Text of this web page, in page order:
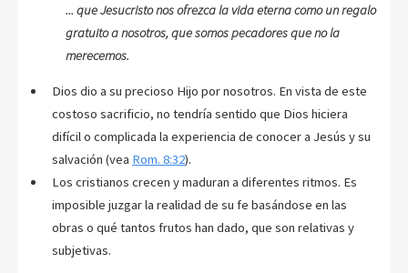
... que Jesucristo nos ofrezca la vida eterna como un regalo
gratuito a nosotros, que somos pecadores que no la
merecemos.
Dios dio a su precioso Hijo por nosotros. En vista de este
costoso sacrificio, no tendría sentido que Dios hiciera
difícil o complicada la experiencia de conocer a Jesús y su
salvación (vea Rom. 8:32).
Los cristianos crecen y maduran a diferentes ritmos. Es
imposible juzgar la realidad de su fe basándose en las
obras o qué tantos frutos han dado, que son relativas y
subjetivas.